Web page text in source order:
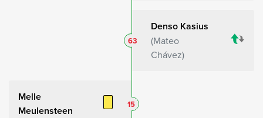
Denso Kasius
Mateo
Chávez
63
Melle
Meulensteen
15